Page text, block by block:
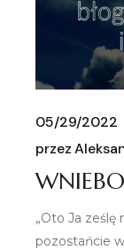
05/29/2022
przez
„Oto Ja ześlę
pozostańcie